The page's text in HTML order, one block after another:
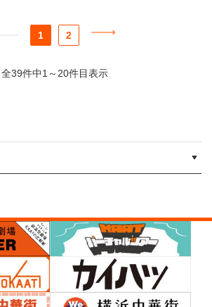
1 2
全39件中1～20件目表示